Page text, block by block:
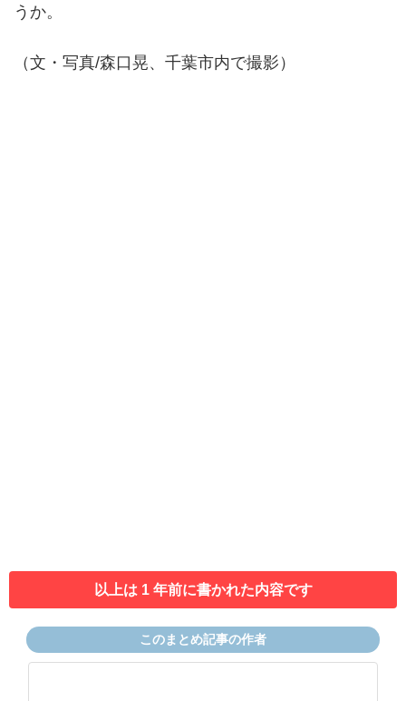
うか。
（文・写真/森口晃、千葉市内で撮影）
以上は 1 年前に書かれた内容です
このまとめ記事の作者